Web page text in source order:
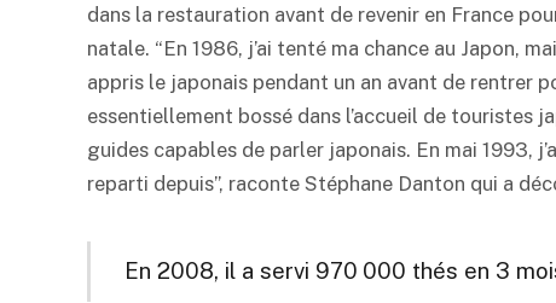
dans la restauration avant de revenir en France
natale. “En 1986, j’ai tenté ma chance au Japon,
appris le japonais pendant un an avant de rentrer
essentiellement bossé dans l’accueil de touristes
guides capables de parler japonais. En mai 1993,
reparti depuis”, raconte Stéphane Danton qui a
En 2008, il a servi 970 000 thés en 3